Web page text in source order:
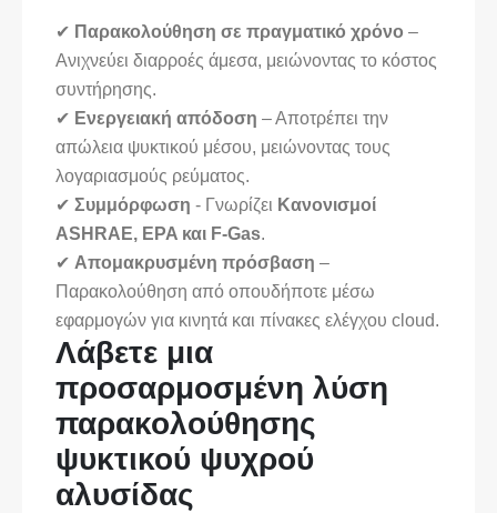
✔ Παρακολούθηση σε πραγματικό χρόνο –
Ανιχνεύει διαρροές άμεσα, μειώνοντας το κόστος
συντήρησης.
✔ Ενεργειακή απόδοση – Αποτρέπει την
απώλεια ψυκτικού μέσου, μειώνοντας τους
λογαριασμούς ρεύματος.
✔ Συμμόρφωση - Γνωρίζει Κανονισμοί
ASHRAE, EPA και F-Gas.
✔ Απομακρυσμένη πρόσβαση –
Παρακολούθηση από οπουδήποτε μέσω
εφαρμογών για κινητά και πίνακες ελέγχου cloud.
Λάβετε μια
προσαρμοσμένη λύση
παρακολούθησης
ψυκτικού ψυχρού
αλυσίδας